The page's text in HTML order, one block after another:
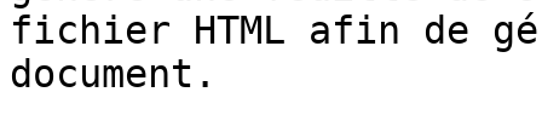
fichier HTML afin de
document.